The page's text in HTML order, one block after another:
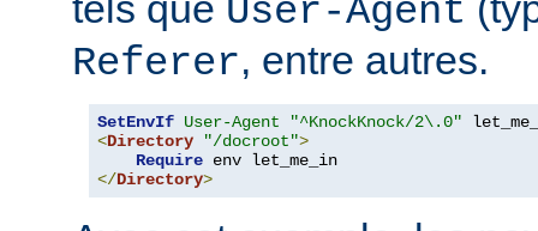
User-Agent
Referer, entre autres.
SetEnvIf User-Agent
"^KnockKnock/2\.0"
<Directory "/docroot">
Require
</Directory>